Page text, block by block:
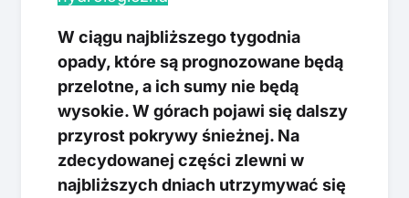
W ciągu najbliższego tygodnia
opady, które są prognozowane będą
przelotne, a ich sumy nie będą
wysokie. W górach pojawi się dalszy
przyrost pokrywy śnieżnej. Na
zdecydowanej części zlewni w
najbliższych dniach utrzymywać się